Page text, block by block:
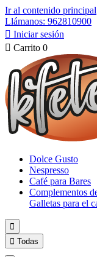
Ir al contenido principal
Llámanos: 962810900
 Iniciar sesión
 Carrito 0
Dolce Gusto
Nespresso
Café para Bares
Complementos
Galletas para el

 Todas